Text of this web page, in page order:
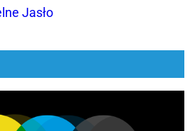
Jasło